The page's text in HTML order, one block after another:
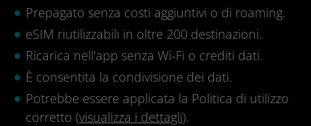
Prepagato senza costi aggiuntivi o di roaming.
eSIM riutilizzabili in oltre 200 destinazioni.
Ricarica nell'app senza Wi-Fi o crediti dati.
È consentita la condivisione dei dati.
Potrebbe essere applicata la Politica di utilizzo
corretto (visualizza i dettagli).